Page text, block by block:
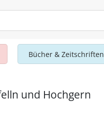
Bücher & Zeitschriften
und Hochgern